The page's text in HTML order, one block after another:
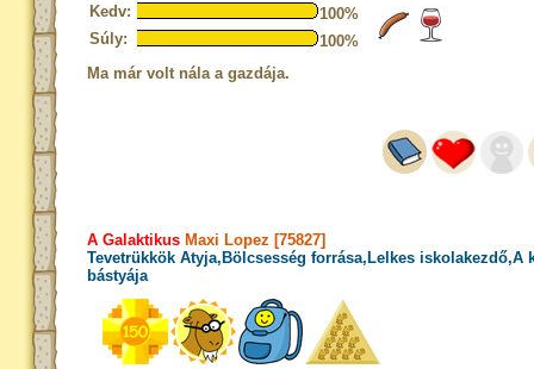
Kedv:
100%
Súly:
100%
Ma már volt nála a gazdája.
A Galaktikus Maxi Lopez [75827]
Tevetrükkök Atyja,Bölcsesség forrása,Lelkes iskolakezdő,A
bástyája